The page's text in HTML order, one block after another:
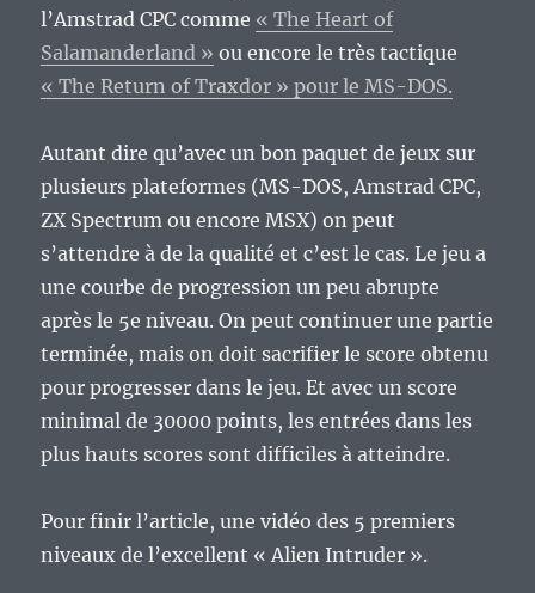
l’Amstrad CPC comme « The Heart of
Salamanderland » ou encore le très tactique
« The Return of Traxdor » pour le MS-DOS.
Autant dire qu’avec un bon paquet de jeux sur
plusieurs plateformes (MS-DOS, Amstrad CPC,
ZX Spectrum ou encore MSX) on peut
s’attendre à de la qualité et c’est le cas. Le jeu a
une courbe de progression un peu abrupte
après le 5e niveau. On peut continuer une partie
terminée, mais on doit sacrifier le score obtenu
pour progresser dans le jeu. Et avec un score
minimal de 30000 points, les entrées dans les
plus hauts scores sont difficiles à atteindre.
Pour finir l’article, une vidéo des 5 premiers
niveaux de l’excellent « Alien Intruder ».